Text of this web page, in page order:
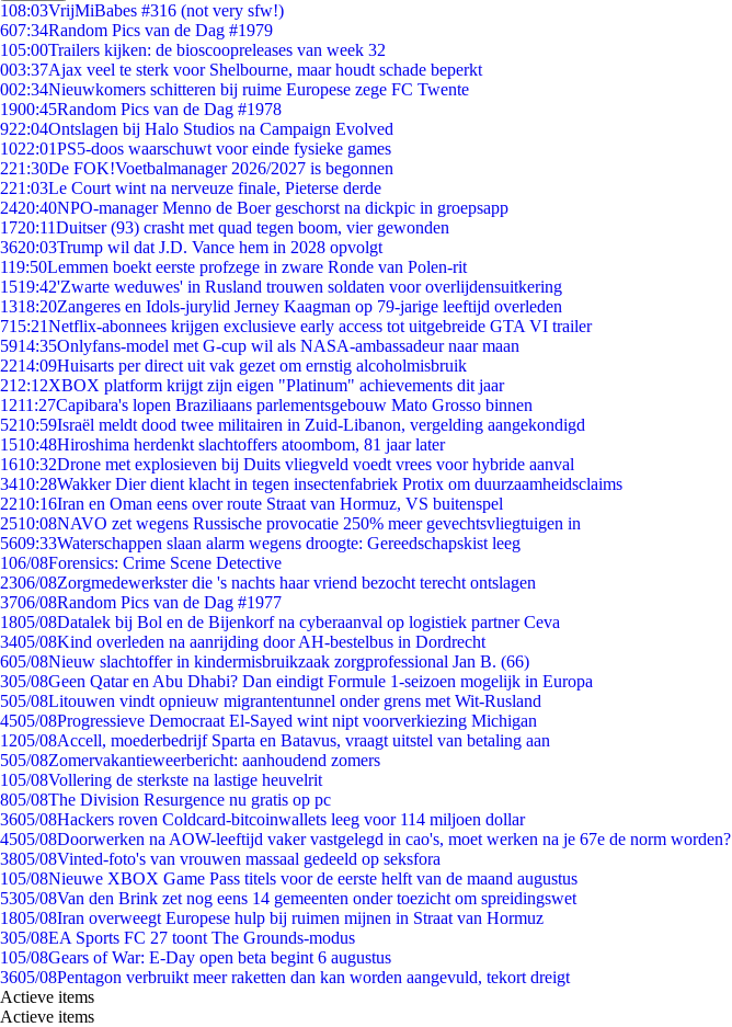
108:03VrijMiBabes #316 (not very sfw!)
607:34Random Pics van de Dag #1979
105:00Trailers kijken: de bioscoopreleases van week 32
003:37Ajax veel te sterk voor Shelbourne, maar houdt schade beperkt
002:34Nieuwkomers schitteren bij ruime Europese zege FC Twente
1900:45Random Pics van de Dag #1978
922:04Ontslagen bij Halo Studios na Campaign Evolved
1022:01PS5-doos waarschuwt voor einde fysieke games
221:30De FOK!Voetbalmanager 2026/2027 is begonnen
221:03Le Court wint na nerveuze finale, Pieterse derde
2420:40NPO-manager Menno de Boer geschorst na dickpic in groepsapp
1720:11Duitser (93) crasht met quad tegen boom, vier gewonden
3620:03Trump wil dat J.D. Vance hem in 2028 opvolgt
119:50Lemmen boekt eerste profzege in zware Ronde van Polen-rit
1519:42'Zwarte weduwes' in Rusland trouwen soldaten voor overlijdensuitkering
1318:20Zangeres en Idols-jurylid Jerney Kaagman op 79-jarige leeftijd overleden
715:21Netflix-abonnees krijgen exclusieve early access tot uitgebreide GTA VI trailer
5914:35Onlyfans-model met G-cup wil als NASA-ambassadeur naar maan
2214:09Huisarts per direct uit vak gezet om ernstig alcoholmisbruik
212:12XBOX platform krijgt zijn eigen "Platinum" achievements dit jaar
1211:27Capibara's lopen Braziliaans parlementsgebouw Mato Grosso binnen
5210:59Israël meldt dood twee militairen in Zuid-Libanon, vergelding aangekondigd
1510:48Hiroshima herdenkt slachtoffers atoombom, 81 jaar later
1610:32Drone met explosieven bij Duits vliegveld voedt vrees voor hybride aanval
3410:28Wakker Dier dient klacht in tegen insectenfabriek Protix om duurzaamheidsclaims
2210:16Iran en Oman eens over route Straat van Hormuz, VS buitenspel
2510:08NAVO zet wegens Russische provocatie 250% meer gevechtsvliegtuigen in
5609:33Waterschappen slaan alarm wegens droogte: Gereedschapskist leeg
106/08Forensics: Crime Scene Detective
2306/08Zorgmedewerkster die 's nachts haar vriend bezocht terecht ontslagen
3706/08Random Pics van de Dag #1977
1805/08Datalek bij Bol en de Bijenkorf na cyberaanval op logistiek partner Ceva
3405/08Kind overleden na aanrijding door AH-bestelbus in Dordrecht
605/08Nieuw slachtoffer in kindermisbruikzaak zorgprofessional Jan B. (66)
305/08Geen Qatar en Abu Dhabi? Dan eindigt Formule 1-seizoen mogelijk in Europa
505/08Litouwen vindt opnieuw migrantentunnel onder grens met Wit-Rusland
4505/08Progressieve Democraat El-Sayed wint nipt voorverkiezing Michigan
1205/08Accell, moederbedrijf Sparta en Batavus, vraagt uitstel van betaling aan
505/08Zomervakantieweerbericht: aanhoudend zomers
105/08Vollering de sterkste na lastige heuvelrit
805/08The Division Resurgence nu gratis op pc
3605/08Hackers roven Coldcard-bitcoinwallets leeg voor 114 miljoen dollar
4505/08Doorwerken na AOW-leeftijd vaker vastgelegd in cao's, moet werken na je 67e de norm worden?
3805/08Vinted-foto's van vrouwen massaal gedeeld op seksfora
105/08Nieuwe XBOX Game Pass titels voor de eerste helft van de maand augustus
5305/08Van den Brink zet nog eens 14 gemeenten onder toezicht om spreidingswet
1805/08Iran overweegt Europese hulp bij ruimen mijnen in Straat van Hormuz
305/08EA Sports FC 27 toont The Grounds-modus
105/08Gears of War: E-Day open beta begint 6 augustus
3605/08Pentagon verbruikt meer raketten dan kan worden aangevuld, tekort dreigt
Actieve items
Actieve items